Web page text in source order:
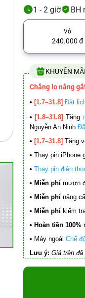
1 - 2 giờ BH
Vỏ
240.000 đ
KHUYẾN MÃI
Chẳng lo nắng
• [1.7–31.8] Đặt
• [1.8–31.8] Tặng
Nguyễn An Ninh
• [1.7–31.8] Tặng
• Thay pin iPhone
• Thay pin điện
• Miễn phí mượn
• Miễn phí nâng
• Miễn phí kiểm
• Hoàn tiền 100%
• Máy ngoài Chế
Lưu ý: Giá trên